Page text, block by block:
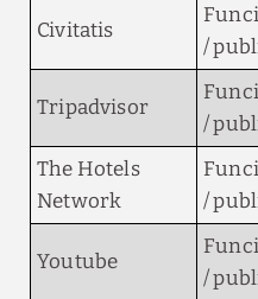
Civitatis
/
Tripadvisor
/
The Hotels
Network
/
Youtube
/